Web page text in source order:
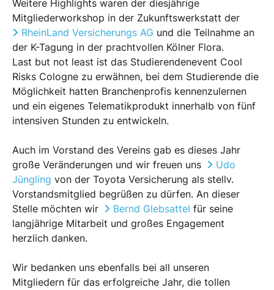
Weitere Highlights waren der diesjährige
Mitgliederworkshop in der Zukunftswerkstatt der
RheinLand Versicherungs AG und die Teilnahme an
der K-Tagung in der prachtvollen Kölner Flora.
Last but not least ist das Studierendenevent Cool
Risks Cologne zu erwähnen, bei dem Studierende die
Möglichkeit hatten Branchenprofis kennenzulernen
und ein eigenes Telematikprodukt innerhalb von fünf
intensiven Stunden zu entwickeln.
Auch im Vorstand des Vereins gab es dieses Jahr
große Veränderungen und wir freuen uns
Udo
Jüngling von der Toyota Versicherung als stellv.
Vorstandsmitglied begrüßen zu dürfen. An dieser
Stelle möchten wir
Bernd Glebsattel für seine
langjährige Mitarbeit und großes Engagement
herzlich danken.
Wir bedanken uns ebenfalls bei all unseren
Mitgliedern für das erfolgreiche Jahr, die tollen